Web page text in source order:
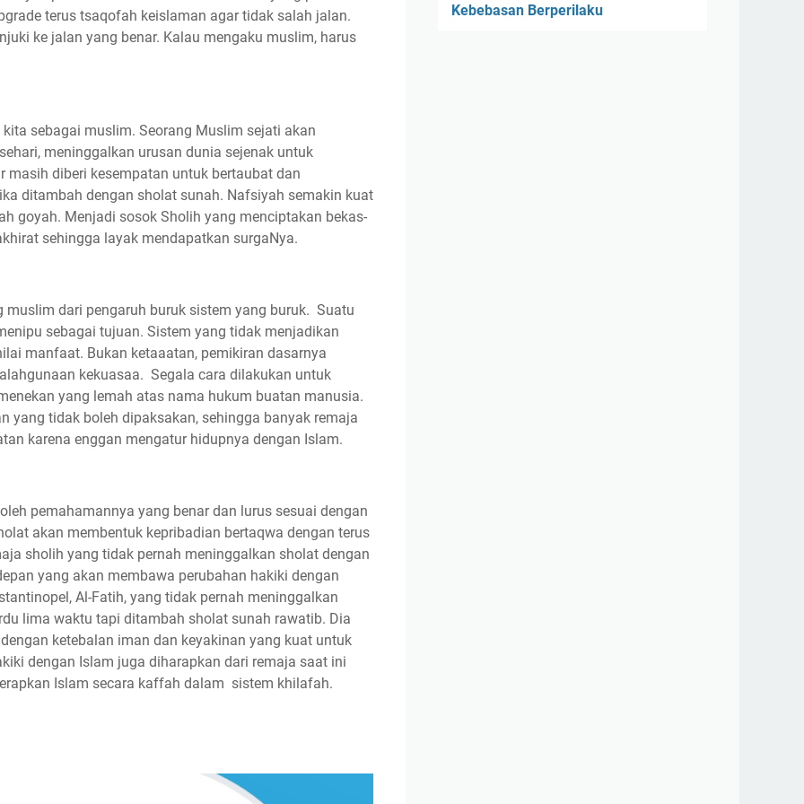
terus tsaqofah keislaman agar tidak salah jalan.
ke jalan yang benar. Kalau mengaku muslim, harus
sebagai muslim. Seorang Muslim sejati akan
meninggalkan urusan dunia sejenak untuk
masih diberi kesempatan untuk bertaubat dan
ditambah dengan sholat sunah. Nafsiyah semakin kuat
goyah. Menjadi sosok Sholih yang menciptakan bekas-
sehingga layak mendapatkan surgaNya.
dari pengaruh buruk sistem yang buruk. Suatu
sebagai tujuan. Sistem yang tidak menjadikan
manfaat. Bukan ketaaatan, pemikiran dasarnya
kekuasaa. Segala cara dilakukan untuk
yang lemah atas nama hukum buatan manusia.
yang tidak boleh dipaksakan, sehingga banyak remaja
karena enggan mengatur hidupnya dengan Islam.
pemahamannya yang benar dan lurus sesuai dengan
akan membentuk kepribadian bertaqwa dengan terus
sholih yang tidak pernah meninggalkan sholat dengan
yang akan membawa perubahan hakiki dengan
Al-Fatih, yang tidak pernah meninggalkan
lima waktu tapi ditambah sholat sunah rawatib. Dia
ketebalan iman dan keyakinan yang kuat untuk
dengan Islam juga diharapkan dari remaja saat ini
Islam secara kaffah dalam sistem khilafah.
Kebebasan Berperilaku